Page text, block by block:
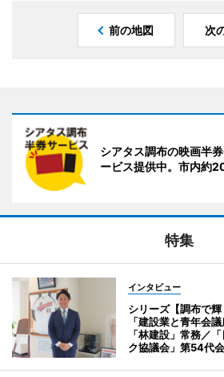
前の地図 次
シアタス調布の映画半
ービス提供中。市内約
特集
インタビュー
シリーズ【調布で
「建設業と青年会
「林建設」常務／
ク協議会」第54代